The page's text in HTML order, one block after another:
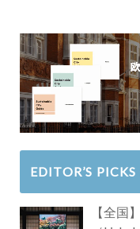
EDITOR’S
【全国